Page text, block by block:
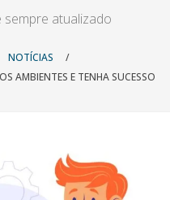
sempre atualizado
NOTÍCIAS
/
AMBIENTES E TENHA SUCESSO